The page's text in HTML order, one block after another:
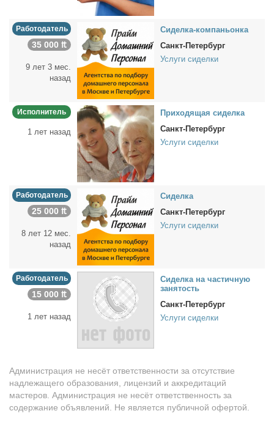
Работодатель
35 000 ₶
9 лет 3 мес.
назад
Си­дел­ка-ком­па­ньон­ка
Санкт-Петербург
Услуги сиделки
Исполнитель
1 лет назад
При­хо­дя­щая си­дел­ка
Санкт-Петербург
Услуги сиделки
Работодатель
25 000 ₶
8 лет 12 мес.
назад
Си­дел­ка
Санкт-Петербург
Услуги сиделки
Работодатель
15 000 ₶
1 лет назад
Си­дел­ка на ча­стич­ную
за­ня­тость
Санкт-Петербург
Услуги сиделки
Администрация не несёт ответственности за отсутствие
надлежащего образования, лицензий и аккредитаций
мастеров. Администрация не несёт ответственность за
содержание объявлений. Не является публичной офертой.